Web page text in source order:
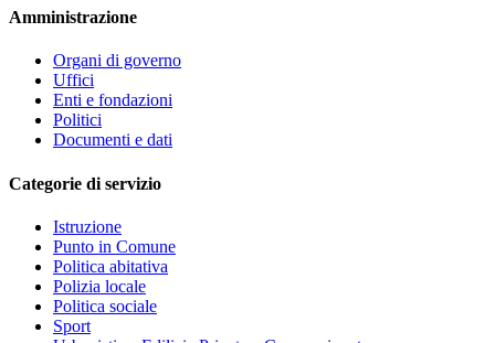
Amministrazione
Organi di governo
Uffici
Enti e fondazioni
Politici
Documenti e dati
Categorie di servizio
Istruzione
Punto in Comune
Politica abitativa
Polizia locale
Politica sociale
Sport